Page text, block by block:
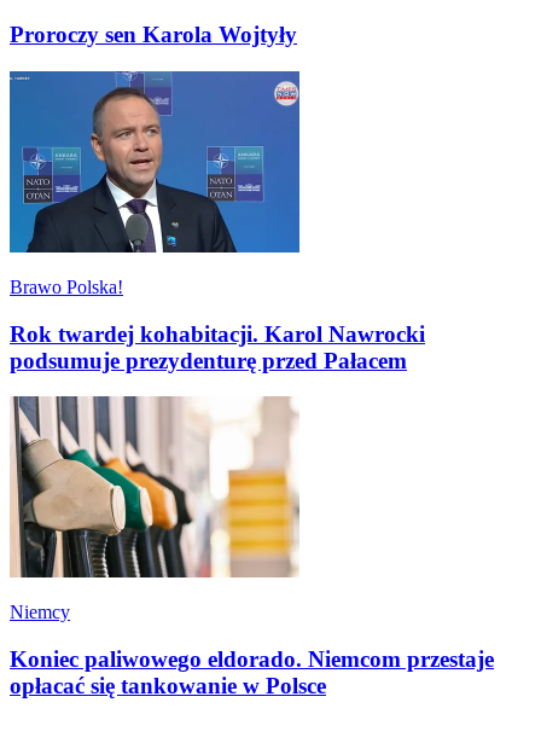
Proroczy sen Karola Wojtyły
Brawo Polska!
Rok twardej kohabitacji. Karol Nawrocki
podsumuje prezydenturę przed Pałacem
Niemcy
Koniec paliwowego eldorado. Niemcom przestaje
opłacać się tankowanie w Polsce